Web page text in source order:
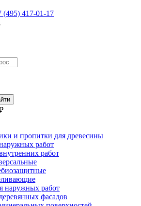
(495) 417-01-17
и пропитки для древесины
работ
работ
наружных работ
фасадов